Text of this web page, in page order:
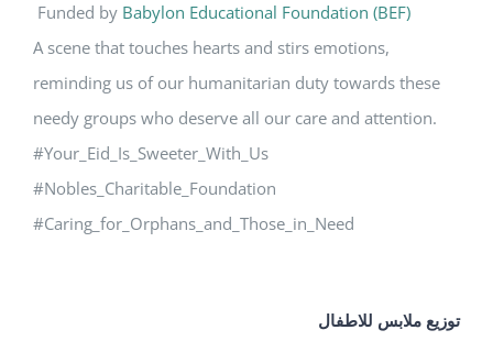
Funded by Babylon Educational Foundation (BEF)
A scene that touches hearts and stirs emotions,
reminding us of our humanitarian duty towards these
needy groups who deserve all our care and attention.
#Your_Eid_Is_Sweeter_With_Us
#Nobles_Charitable_Foundation
#Caring_for_Orphans_and_Those_in_Need
توزيع ملابس للاطفال